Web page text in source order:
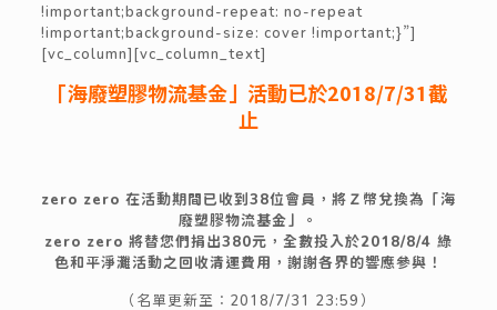
!important;background-repeat: no-repeat
!important;background-size: cover !important;}”]
[vc_column][vc_column_text]
「海廢塑膠物流基金」活動已於2018/7/31截
止
zero zero 在活動期間已收到38位會員，將Ｚ幣兌換為「海
廢塑膠物流基金」。
zero zero 將替您們捐出380元，全數投入於2018/8/4 綠
色和平淨灘活動之回收清運費用，謝謝各界的響應參與！
（名單更新至：2018/7/31 23:59）